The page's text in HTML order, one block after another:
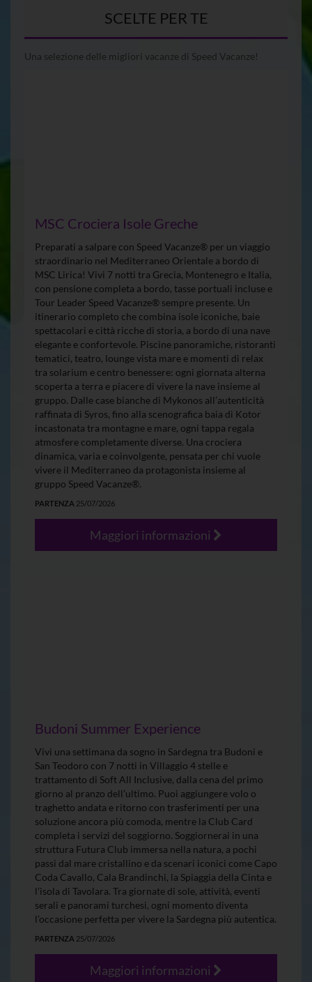
SCELTE PER TE
Una selezione delle migliori vacanze di Speed Vacanze!
MSC Crociera Isole Greche
Preparati a salpare con Speed Vacanze® per un viaggio
straordinario nel Mediterraneo Orientale a bordo di
MSC Lirica! Vivi 7 notti tra Grecia, Montenegro e Italia,
con pensione completa a bordo, tasse portuali incluse e
Tour Leader Speed Vacanze® sempre presente. Un
itinerario completo che combina isole iconiche, baie
spettacolari e città ricche di storia, a bordo di una nave
elegante e confortevole. Piscine panoramiche, ristoranti
tematici, teatro, lounge vista mare e momenti di relax
tra solarium e centro benessere: ogni giornata alterna
scoperta a terra e piacere di vivere la nave insieme al
gruppo. Dalle case bianche di Mykonos all’autenticità
raffinata di Syros, fino alla scenografica baia di Kotor
incastonata tra montagne e mare, ogni tappa regala
atmosfere completamente diverse. Una crociera
dinamica, varia e coinvolgente, pensata per chi vuole
vivere il Mediterraneo da protagonista insieme al
gruppo Speed Vacanze®.
PARTENZA 25/07/2026
Maggiori informazioni
Budoni Summer Experience
Vivi una settimana da sogno in Sardegna tra Budoni e
San Teodoro con 7 notti in Villaggio 4 stelle e
trattamento di Soft All Inclusive, dalla cena del primo
giorno al pranzo dell’ultimo. Puoi aggiungere volo o
traghetto andata e ritorno con trasferimenti per una
soluzione ancora più comoda, mentre la Club Card
completa i servizi del soggiorno. Soggiornerai in una
struttura Futura Club immersa nella natura, a pochi
passi dal mare cristallino e da scenari iconici come Capo
Coda Cavallo, Cala Brandinchi, la Spiaggia della Cinta e
l’isola di Tavolara. Tra giornate di sole, attività, eventi
serali e panorami turchesi, ogni momento diventa
l’occasione perfetta per vivere la Sardegna più autentica.
PARTENZA 25/07/2026
Maggiori informazioni